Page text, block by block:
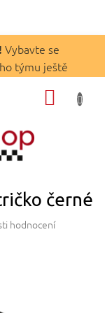
Vybavte se
týmu ještě
černé
hodnocení